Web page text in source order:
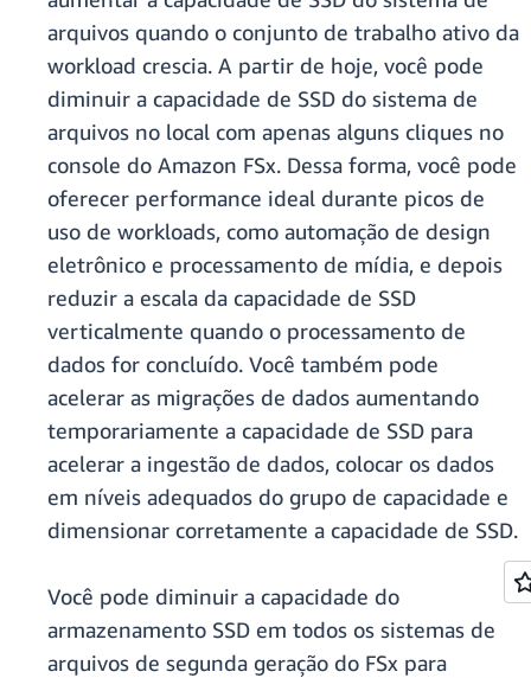
arquivos quando o conjunto de trabalho ativo da
workload crescia. A partir de hoje, você pode
diminuir a capacidade de SSD do sistema de
arquivos no local com apenas alguns cliques no
console do Amazon FSx. Dessa forma, você pode
oferecer performance ideal durante picos de
uso de workloads, como automação de design
eletrônico e processamento de mídia, e depois
reduzir a escala da capacidade de SSD
verticalmente quando o processamento de
dados for concluído. Você também pode
acelerar as migrações de dados aumentando
temporariamente a capacidade de SSD para
acelerar a ingestão de dados, colocar os dados
em níveis adequados do grupo de capacidade e
dimensionar corretamente a capacidade de SSD.
Você pode diminuir a capacidade do
armazenamento SSD em todos os sistemas de
arquivos de segunda geração do FSx para